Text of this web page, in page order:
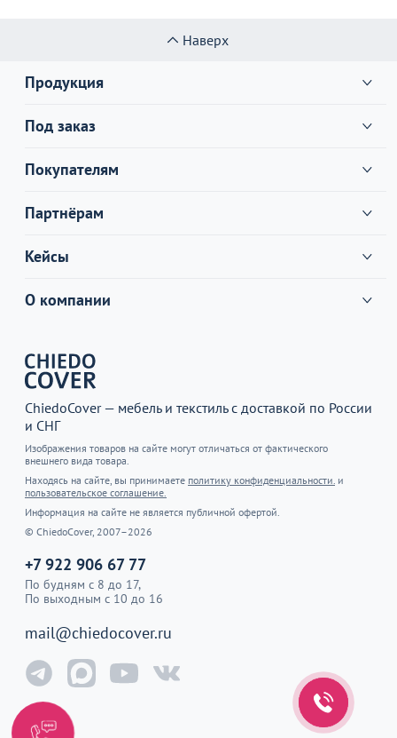
Наверх
Продукция
Под заказ
Покупателям
Партнёрам
Кейсы
О компании
ChiedoCover — мебель и текстиль с доставкой по России
и СНГ
Изображения товаров на сайте могут отличаться от фактического
внешнего вида товара.
Находясь на сайте, вы принимаете политику конфиденциальности. и
пользовательское соглашение.
Информация на сайте не является публичной офертой.
© ChiedoCover, 2007–2026
+7 922 906 67 77
По будням с 8 до 17,
По выходным с 10 до 16
mail@chiedocover.ru